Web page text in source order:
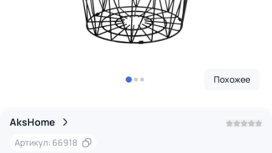
Похожее
AksHome
Артикул: 66918